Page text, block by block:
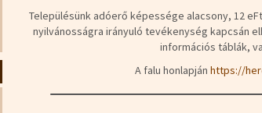
Településünk adóerő képessége alacsony, 12
nyilvánosságra irányuló tevékenység kapcsán
információs táblák,
A falu honlapjánhttps://